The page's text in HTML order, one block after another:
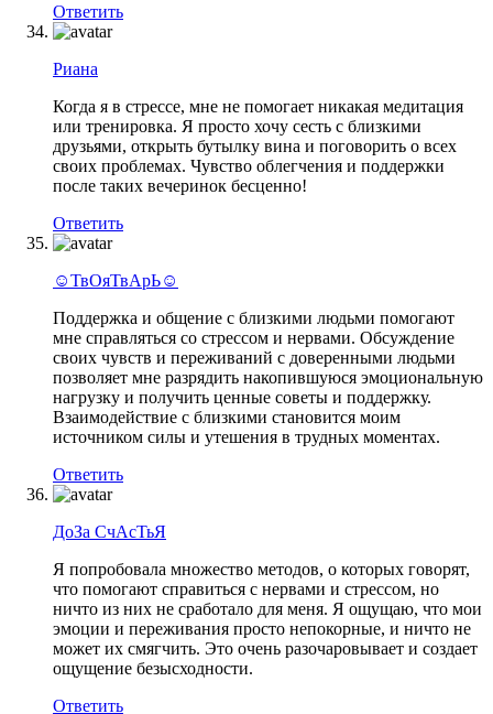
Ответить
Риана
Когда я в стрессе, мне не помогает никакая медитация
или тренировка. Я просто хочу сесть с близкими
друзьями, открыть бутылку вина и поговорить о всех
своих проблемах. Чувство облегчения и поддержки
после таких вечеринок бесценно!
Ответить
☺ТвОяТвАрЬ☺
Поддержка и общение с близкими людьми помогают
мне справляться со стрессом и нервами. Обсуждение
своих чувств и переживаний с доверенными людьми
позволяет мне разрядить накопившуюся эмоциональную
нагрузку и получить ценные советы и поддержку.
Взаимодействие с близкими становится моим
источником силы и утешения в трудных моментах.
Ответить
ДоЗа СчАсТьЯ
Я попробовала множество методов, о которых говорят,
что помогают справиться с нервами и стрессом, но
ничто из них не сработало для меня. Я ощущаю, что мои
эмоции и переживания просто непокорные, и ничто не
может их смягчить. Это очень разочаровывает и создает
ощущение безысходности.
Ответить